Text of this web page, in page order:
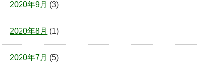
2020年9月 (3)
2020年8月 (1)
2020年7月 (5)